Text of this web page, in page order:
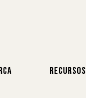
RECURSOS